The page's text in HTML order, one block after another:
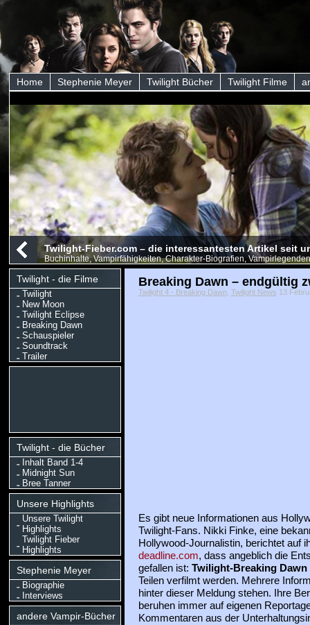
Home Stephenie Meyer Twilight Bücher Twilight Filme
Twilight-Fieber.com – die interessantesten Artikel seit
Buchinhalte, Vampirfähigkeiten, Charakter-Biografien,
Twilight - die Filme
Twilight
New Moon
Twilight Eclipse
Breaking Dawn
Schauspieler
Soundtrack
Trailer
Twilight - die Bücher
Inhalt Band 1-4
Midnight Sun
Bree Tanner
Unsere Highlights
Unsere Twilight
Highlights
Twilight Fieber
Highlights
Stephenie Meyer
Biographie
Interviews
andere Vampir-Bücher
Breaking Dawn – endgültig
Twilight 4 - Breaking Dawn, Twilight News 13
Es gibt neue Informationen aus
Twilight-Fans. Nikki Finke, eine
Hollywood-Journalistin, berichtet auf
deadline.com, dass angeblich die
gefallen ist: Twilight-Breaking Dawn
Teilen verfilmt werden. Mehrere
hinter dieser Meldung stehen. Ihre
beruhen immer auf eigenen
Kommentaren aus der